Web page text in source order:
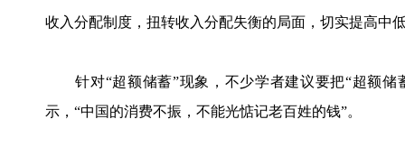
收入分配制度，扭转收入分配失衡的局面，切实提高中
针对“超额储蓄”现象，不少学者建议要把“超额储
示，“中国的消费不振，不能光惦记老百姓的钱”。